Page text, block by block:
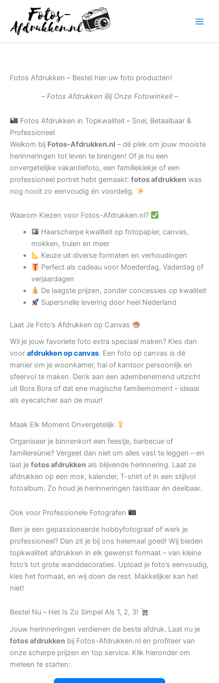
inhoud
Fotos Afdrukken – Bestel hier uw foto producten!
– Fotos Afdrukken Bij Onze Fotowinkel! –
Fotos Afdrukken in Topkwaliteit – Snel, Betaalbaar &
Professioneel
Welkom bij Fotos-Afdrukken.nl – dé plek om jouw mooiste
herinneringen tot leven te brengen! Of je nu een
onvergetelijke vakantiefoto, een familiekiekje of een
professioneel portret hebt gemaakt: fotos afdrukken was
nog nooit zo eenvoudig én voordelig.
Waarom Kiezen voor Fotos-Afdrukken.nl?
Haarscherpe kwaliteit op fotopapier, canvas,
mokken, truien en meer
Keuze uit diverse formaten en verhoudingen
Perfect als cadeau voor Moederdag, Vaderdag of
verjaardagen
De laagste prijzen, zonder concessies op kwaliteit
Supersnelle levering door heel Nederland
Laat Je Foto’s Afdrukken op Canvas
Wil je jouw favoriete foto extra speciaal maken? Kies dan
voor afdrukken op canvas. Een foto op canvas is dé
manier om je woonkamer, hal of kantoor persoonlijk en
sfeervol te maken. Denk aan een adembenemend uitzicht
uit Bora Bora of dat ene magische familiemoment – ideaal
als eyecatcher aan de muur!
Maak Elk Moment Onvergetelijk
Organiseer je binnenkort een feestje, barbecue of
familiereünie? Vergeet dan niet om alles vast te leggen – en
laat je fotos afdrukken als blijvende herinnering. Laat ze
afdrukken op een mok, kalender, T-shirt of in een stijlvol
fotoalbum. Zo houd je herinneringen tastbaar én deelbaar.
Ook voor Professionele Fotografen
Ben je een gepassioneerde hobbyfotograaf of werk je
professioneel? Dan zit je bij ons helemaal goed! Wij bieden
topkwaliteit afdrukken in elk gewenst formaat – van kleine
foto’s tot grote wanddecoraties. Upload je foto’s eenvoudig,
kies het formaat, en wij doen de rest. Makkelijker kan het
niet!
Bestel Nu – Het Is Zo Simpel Als 1, 2, 3!
Jouw herinneringen verdienen de beste afdruk. Laat nu je
fotos afdrukken bij Fotos-Afdrukken.nl en profiteer van
onze scherpe prijzen en top service. Klik hieronder om
meteen te starten: